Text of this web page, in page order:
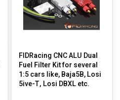
FIDRacing CNC ALU Dual
Fuel Filter Kit for several
1:5 cars like, Baja5B, Losi
5ive-T, Losi DBXL etc.